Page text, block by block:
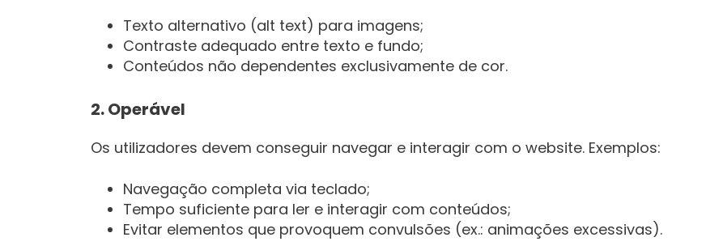
Texto alternativo (alt text) para imagens;
Contraste adequado entre texto e fundo;
Conteúdos não dependentes exclusivamente de cor.
2. Operável
Os utilizadores devem conseguir navegar e interagir com o website. Exemplos:
Navegação completa via teclado;
Tempo suficiente para ler e interagir com conteúdos;
Evitar elementos que provoquem convulsões (ex.: animações excessivas).